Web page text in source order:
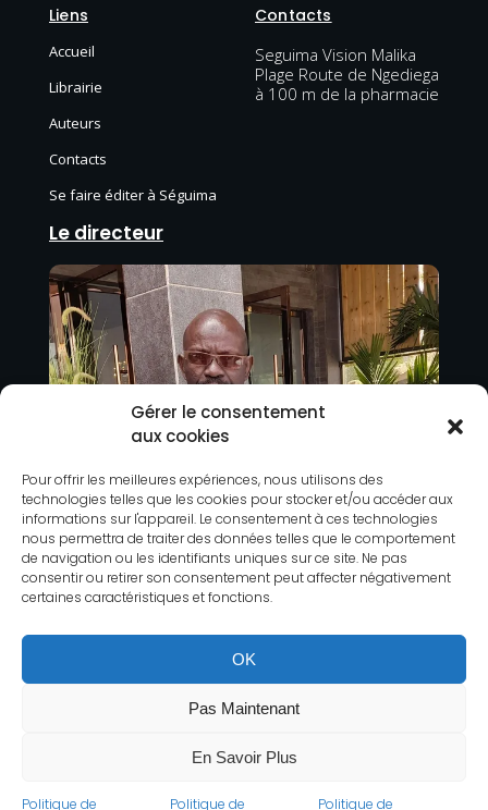
Gérer le consentement
aux cookies
Pour offrir les meilleures expériences, nous utilisons des
technologies telles que les cookies pour stocker et/ou accéder aux
informations sur l'appareil. Le consentement à ces technologies
nous permettra de traiter des données telles que le comportement
de navigation ou les identifiants uniques sur ce site. Ne pas
consentir ou retirer son consentement peut affecter négativement
certaines caractéristiques et fonctions.
OK
Pas Maintenant
En Savoir Plus
Politique de Politique de Politique de
Liens
Accueil
Librairie
Auteurs
Contacts
Se faire éditer à Séguima
Contacts
Seguima Vision Malika
Plage Route de Ngediega
à 100 m de la pharmacie
Le directeur